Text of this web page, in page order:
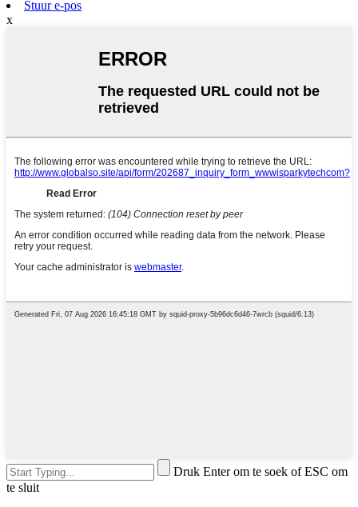
Stuur e-pos
x
Druk Enter om te soek of ESC om
te sluit